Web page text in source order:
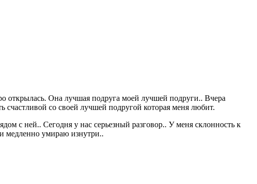
открылась. Она лучшая подруга моей лучшей подруги.. Вчера
со своей лучшей подругой которая меня любит.
с ней.. Сегодня у нас серьезный разговор.. У меня склонность к
медленно умираю изнутри..